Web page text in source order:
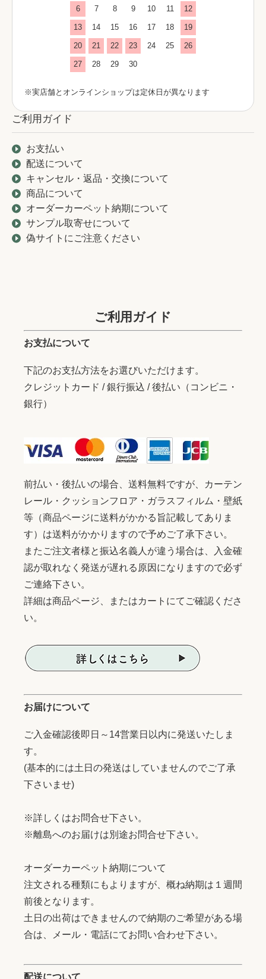
6 7 8 9 10 11 12
13 14 15 16 17 18 19
20 21 22 23 24 25 26
27 28 29 30
※実店舗とオンラインショップは定休日が異なります
ご利用ガイド
お支払い
配送について
キャンセル・返品・交換について
商品について
オーダーカーペット納期について
サンプル取寄せについて
偽サイトにご注意ください
ご利用ガイド
お支払について
下記のお支払方法をお選びいただけます。
クレジットカード / 銀行振込 / 後払い（コンビニ・
銀行）
前払い・後払いの場合、送料無料ですが、カーテン
レール・クッションフロア・ガラスフィルム・壁紙
等（商品ページに送料がかかる旨記載してありま
す）は送料がかかりますので予めご了承下さい。
またご注文者様と振込名義人が違う場合は、入金確
認が取れなく発送が遅れる原因になりますので必ず
ご連絡下さい。
詳細は商品ページ、またはカートにてご確認くださ
い。
お届けについて
ご入金確認後即日～14営業日以内に発送いたしま
す。
(基本的には土日の発送はしていませんのでご了承
下さいませ)
※詳しくはお問合せ下さい。
※離島へのお届けは別途お問合せ下さい。
オーダーカーペット納期について
注文される種類にもよりますが、概ね納期は１週間
前後となります。
土日の出荷はできませんので納期のご希望がある場
合は、メール・電話にてお問い合わせ下さい。
配送について